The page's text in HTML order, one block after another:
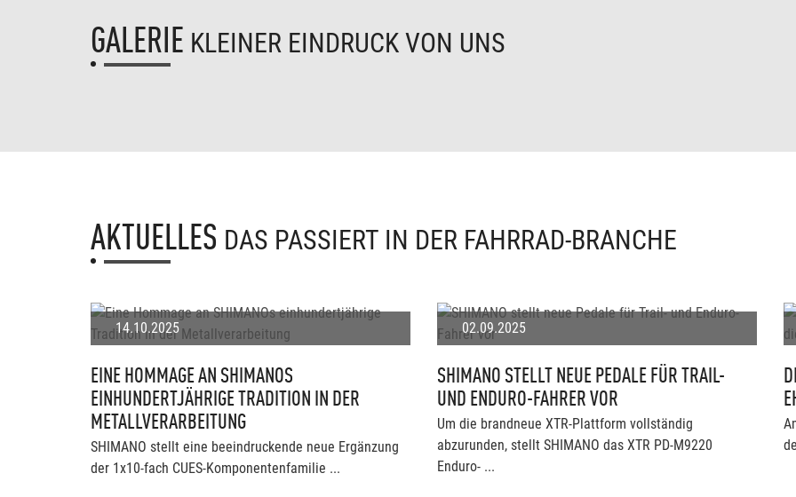
GALERIE KLEINER EINDRUCK VON UNS
AKTUELLES DAS PASSIERT IN DER FAHRRAD-BRANCHE
14.10.2025
EINE HOMMAGE AN SHIMANOS
EINHUNDERTJÄHRIGE TRADITION IN DER
METALLVERARBEITUNG
SHIMANO stellt eine beeindruckende neue Ergänzung
der 1x10-fach CUES-Komponentenfamilie ...
02.09.2025
SHIMANO STELLT NEUE PEDALE FÜR TRAIL-
UND ENDURO-FAHRER VOR
Um die brandneue XTR-Plattform vollständig
abzurunden, stellt SHIMANO das XTR PD-M9220
Enduro- ...